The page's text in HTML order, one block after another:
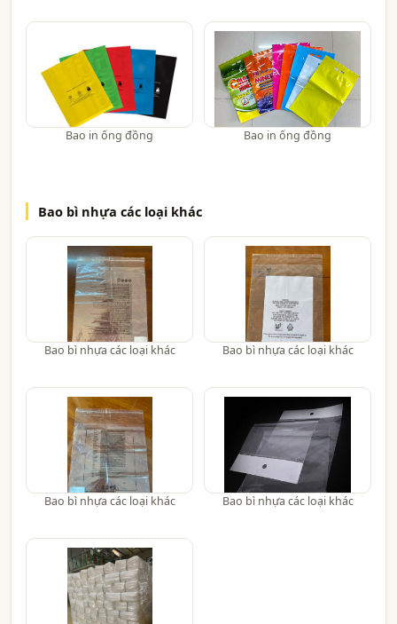
Bao in ống đồng Bao in ống đồng
Bao bì nhựa các loại khác
Bao bì nhựa các loại khác Bao bì nhựa các loại khác
Bao bì nhựa các loại khác Bao bì nhựa các loại khác